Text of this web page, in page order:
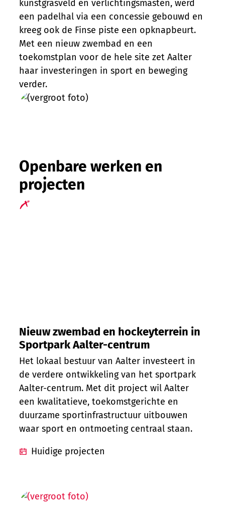
kunstgrasveld en verlichtingsmasten, werd
een padelhal via een concessie gebouwd en
kreeg ook de Finse piste een opknapbeurt.
Met een nieuw zwembad en een
toekomstplan voor de hele site zet Aalter
haar investeringen in sport en beweging
verder.
Openbare werken en
projecten
Nieuw zwembad en hockeyterrein in
Sportpark Aalter-centrum
Het lokaal bestuur van Aalter investeert in
de verdere ontwikkeling van het sportpark
Aalter-centrum. Met dit project wil Aalter
een kwalitatieve, toekomstgerichte en
duurzame sportinfrastructuur uitbouwen
waar sport en ontmoeting centraal staan.
Huidige projecten